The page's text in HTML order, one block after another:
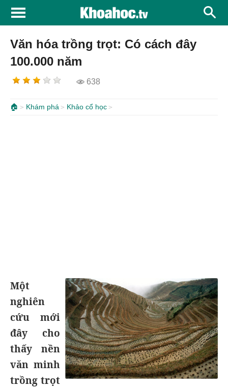
Văn hóa trồng trọt: Có cách đây
100.000 năm
638
🏠 Khám phá Khảo cổ học
Một
nghiên
cứu mới
đây cho
thấy nền
văn minh
trồng trọt